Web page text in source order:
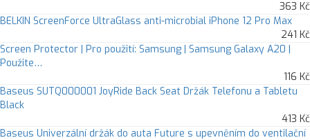
363 Kč
BELKIN ScreenForce UltraGlass anti-microbial iPhone 12 Pro Max
241 Kč
Screen Protector | Pro použití: Samsung | Samsung Galaxy A20 |
Použite…
116 Kč
Baseus SUTQ000001 JoyRide Back Seat Držák Telefonu a Tabletu
Black
413 Kč
Baseus Univerzální držák do auta Future s upevněním do ventilační